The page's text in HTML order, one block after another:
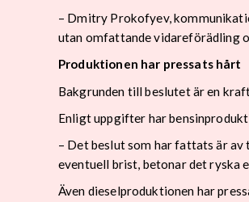
– Dmitry Prokofyev,
utan omfattande vidareförädling
Produktionen har pressats hårt
Bakgrunden till beslutet är en
Enligt uppgifter har
– Det beslut som har fattats är
eventuell brist, betonar det ryska
Även dieselproduktionen har